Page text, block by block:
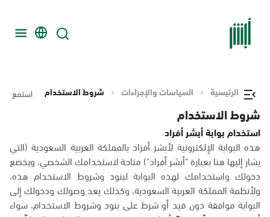
الرئيسية السياسات والإجراءات شروط الاستخدام استمع
شروط الاستخدام
استخدام بوابة أبشر أفراد
هذه البوابة الإلكترونية لأبشر أفراد بالمملكة العربية السعودية (التي
يشار إليها هنا بعبارة "أبشر أفراد") متاحة لاستخدامك الشخصي، ويخضع
دخولك واستخدامك لهذه البوابة لبنود وشروط الاستخدام هذه،
ولأنظمة المملكة العربية السعودية، وكذلك يعد وصولك ودخولك إلى
البوابة موافقة دون قيد أو شرط على بنود وشروط الاستخدام، سواء